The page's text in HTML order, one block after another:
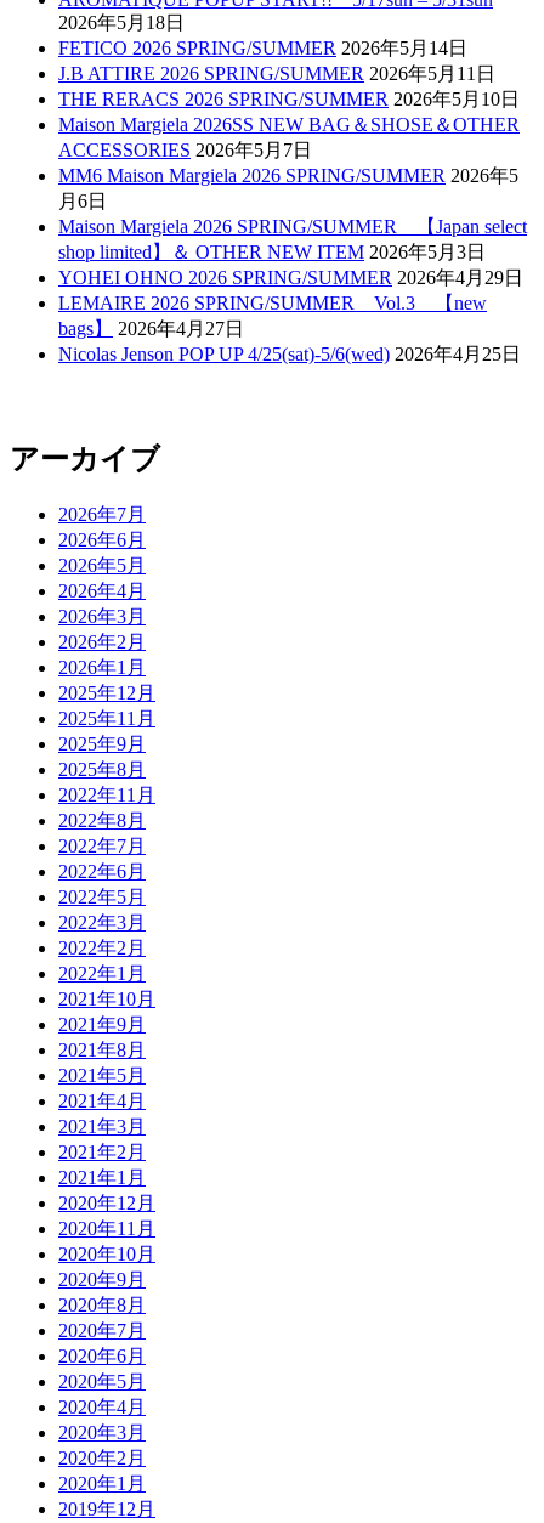
2026年5月18日
FETICO 2026 SPRING/SUMMER 2026年5月14日
J.B ATTIRE 2026 SPRING/SUMMER 2026年5月11日
THE RERACS 2026 SPRING/SUMMER 2026年5月10日
Maison Margiela 2026SS NEW BAG＆SHOSE＆OTHER
ACCESSORIES 2026年5月7日
MM6 Maison Margiela 2026 SPRING/SUMMER 2026年5
月6日
Maison Margiela 2026 SPRING/SUMMER 【Japan select
shop limited】＆ OTHER NEW ITEM 2026年5月3日
YOHEI OHNO 2026 SPRING/SUMMER 2026年4月29日
LEMAIRE 2026 SPRING/SUMMER Vol.3 【new
bags】
2026年4月27日
Nicolas Jenson POP UP 4/25(sat)-5/6(wed) 2026年4月25日
アーカイブ
2026年7月
2026年6月
2026年5月
2026年4月
2026年3月
2026年2月
2026年1月
2025年12月
2025年11月
2025年9月
2025年8月
2022年11月
2022年8月
2022年7月
2022年6月
2022年5月
2022年3月
2022年2月
2022年1月
2021年10月
2021年9月
2021年8月
2021年5月
2021年4月
2021年3月
2021年2月
2021年1月
2020年12月
2020年11月
2020年10月
2020年9月
2020年8月
2020年7月
2020年6月
2020年5月
2020年4月
2020年3月
2020年2月
2020年1月
2019年12月